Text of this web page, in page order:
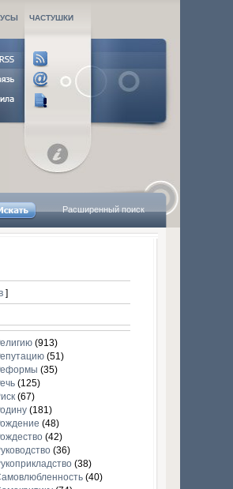
ЧАСТУШКИ
Расширенный поиск
]
(913)
(51)
(35)
(125)
(67)
(181)
(48)
(42)
(36)
(38)
(40)